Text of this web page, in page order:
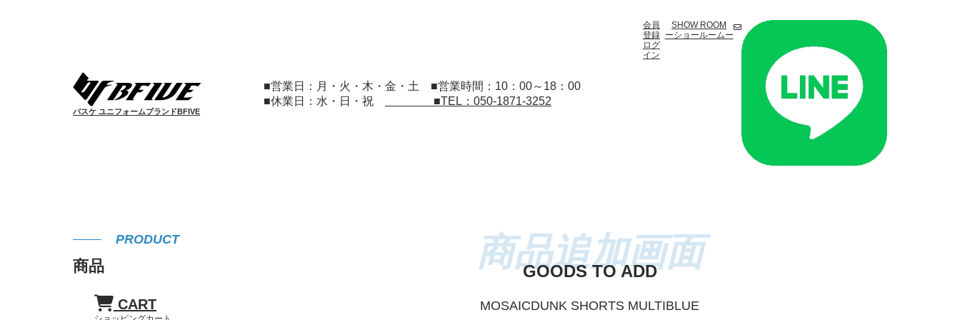
バスケ ユニフォームブランドBFIVE
■営業日：月・火・木・金・土 ■営業時間：10：00～18：00
■休業日：水・日・祝
■TEL：050-1871-3252
会員
登録
ログ
イン
SHOW ROOM
ーショールームー
PRODUCT
商品
CART
GOODS TO ADD
MOSAICDUNK SHORTS MULTIBLUE